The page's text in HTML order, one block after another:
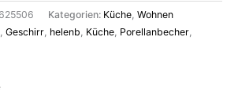
Kategorien: Küche, Wohnen
, Geschirr, helenb, Küche, Porellanbecher,